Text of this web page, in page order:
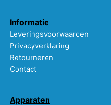
Informatie
Leveringsvoorwaarden
Privacyverklaring
Retourneren
Contact
Apparaten